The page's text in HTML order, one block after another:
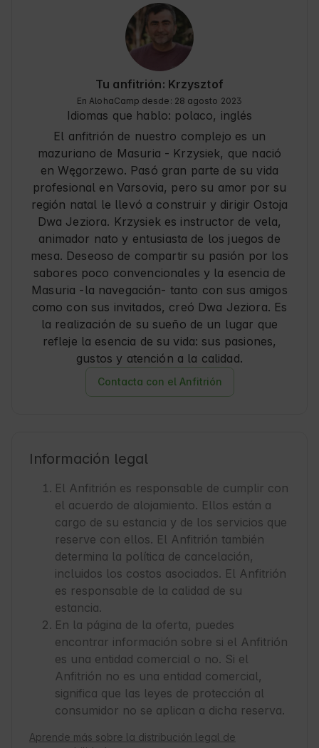
lluvioso) la oferta era muy limitada, pero aun así
nos fuimos muy satisfechos.
Lo que más nos satisfizo fue la zona de spa, que
utilizamos 3 veces durante nuestra estancia de 3
días. En la zona de spa hay jacuzzi, sauna seca,
sauna húmeda entre otros. El personal intenta
que sólo un grupo/pareja tenga una sesión por
visita para que sea más cómodo (1,5h).
La cabaña que habíamos alquilado tenía todo lo
que necesitábamos. El único defecto que
notamos fue la nevera, que no tiene congelador,
así que si alguien quería guardar helado o hielo
para bebidas, por ejemplo, podría ser difícil.
Pero en realidad es una minucia que no afecta a
nada.
Recomendamos encarecidamente Ostoja Dwa
Jeziora.
Tu anfitrión: Krzysztof
En AlohaCamp desde: 28 agosto 2023
Idiomas que hablo: polaco, inglés
El anfitrión de nuestro complejo es un
mazuriano de Masuria - Krzysiek, que nació
en Węgorzewo. Pasó gran parte de su vida
profesional en Varsovia, pero su amor por su
región natal le llevó a construir y dirigir Ostoja
Dwa Jeziora. Krzysiek es instructor de vela,
animador nato y entusiasta de los juegos de
mesa. Deseoso de compartir su pasión por los
sabores poco convencionales y la esencia de
Masuria -la navegación- tanto con sus amigos
como con sus invitados, creó Dwa Jeziora. Es
la realización de su sueño de un lugar que
refleje la esencia de su vida: sus pasiones,
gustos y atención a la calidad.
Contacta con el Anfitrión
Información legal
El Anfitrión es responsable de cumplir con
el acuerdo de alojamiento. Ellos están a
cargo de su estancia y de los servicios que
reserve con ellos. El Anfitrión también
determina la política de cancelación,
incluidos los costos asociados. El Anfitrión
es responsable de la calidad de su
estancia.
En la página de la oferta, puedes
encontrar información sobre si el Anfitrión
es una entidad comercial o no. Si el
Anfitrión no es una entidad comercial,
significa que las leyes de protección al
consumidor no se aplican a dicha reserva.
Aprende más sobre la distribución legal de